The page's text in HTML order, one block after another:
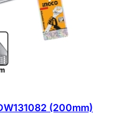
(200mm)